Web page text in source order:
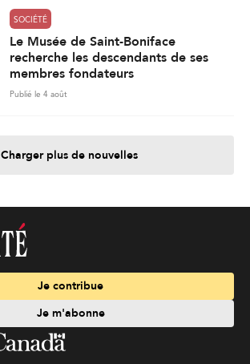
SOCIÉTÉ
Le Musée de Saint-Boniface
recherche les descendants de ses
membres fondateurs
Publié le 4 août
Charger plus de nouvelles
Je contribue
Je m'abonne